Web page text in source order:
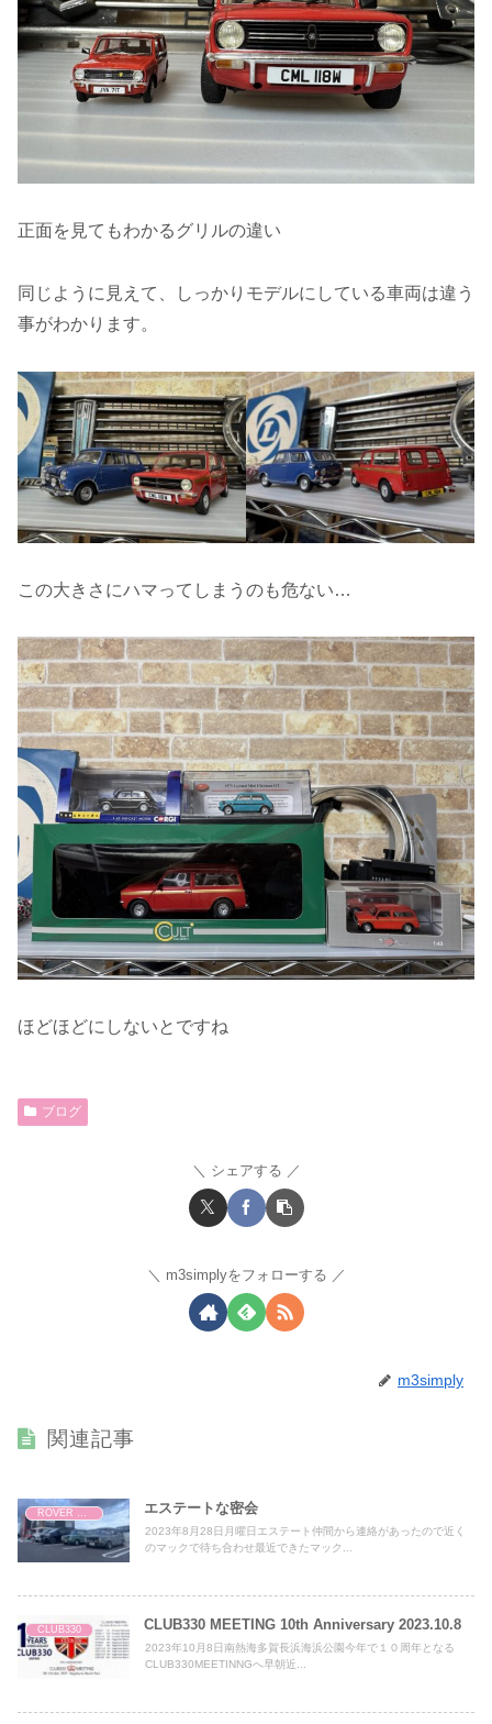
正面を見てもわかるグリルの違い
同じように見えて、しっかりモデルにしている車両は違う
事がわかります。
この大きさにハマってしまうのも危ない…
ほどほどにしないとですね
ブログ
シェアする
m3simplyをフォローする
m3simply
関連記事
ROVER MINI エステートな密会
2023年8月28日月曜日エステート仲間から連絡があったので近く
のマックで待ち合わせ最近できたマック...
CLUB330 CLUB330 MEETING 10th Anniversary 2023.10.8
2023年10月8日南熱海多賀長浜海浜公園今年で１０周年となる
CLUB330MEETINNGへ早朝近...